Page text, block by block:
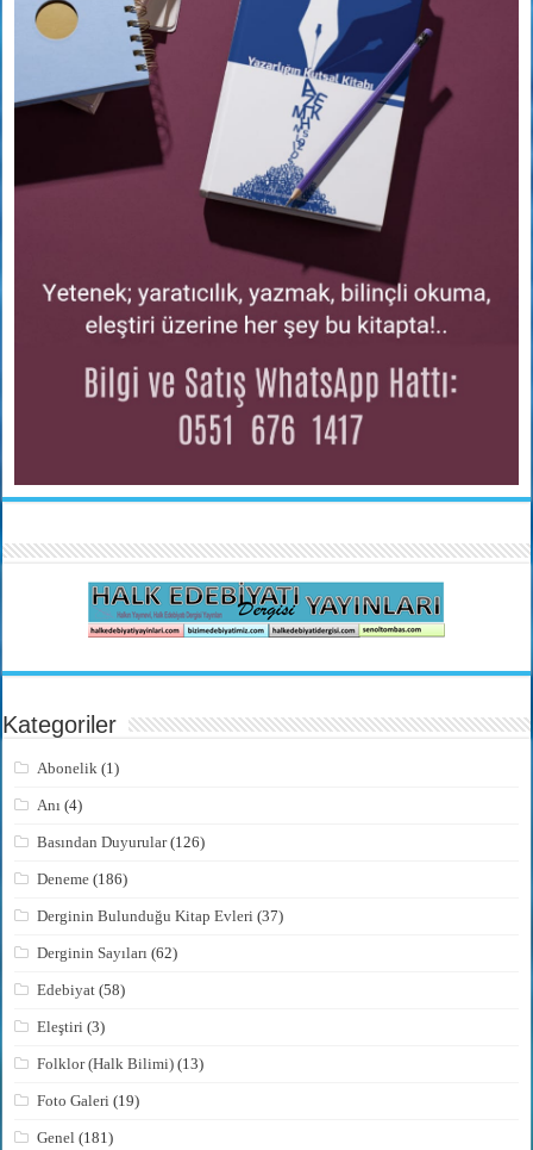
Kategoriler
Abonelik (1)
Anı (4)
Basından Duyurular(126)
Deneme (186)
Derginin Bulunduğu Kitap Evleri (37)
Derginin Sayıları (62)
Edebiyat (58)
Eleştiri (3)
Folklor (Halk Bilimi) (13)
Foto Galeri (19)
Genel (181)